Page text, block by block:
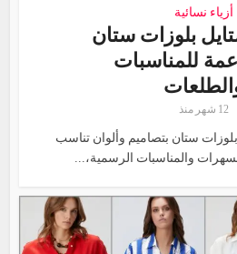
أزياء نسائية
بلوزات ستان
للمناسبات
12 شهر منذ
ستان بتصاميم وألوان تناسب
والمناسبات الرسمية،...